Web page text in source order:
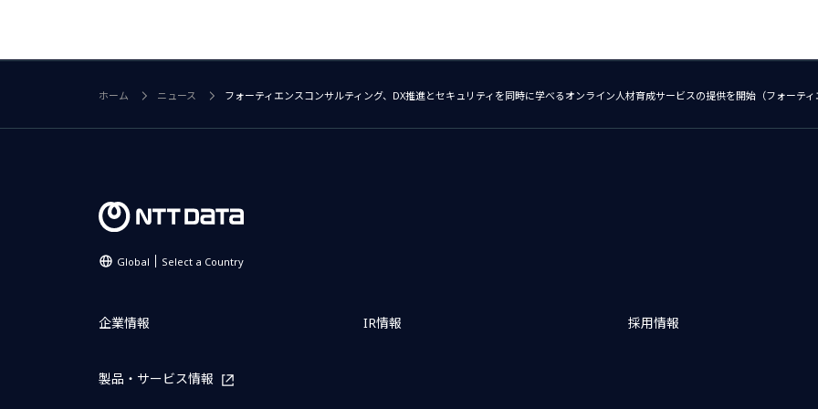
ホーム ニュース フォーティエンスコンサルティング、DX推進とセキュリティを同時に学べるオンライン人材育成サービスの提供を開始（フォーティ
Global Select a Country
企業情報 IR情報 採用情報
製品・サービス情報